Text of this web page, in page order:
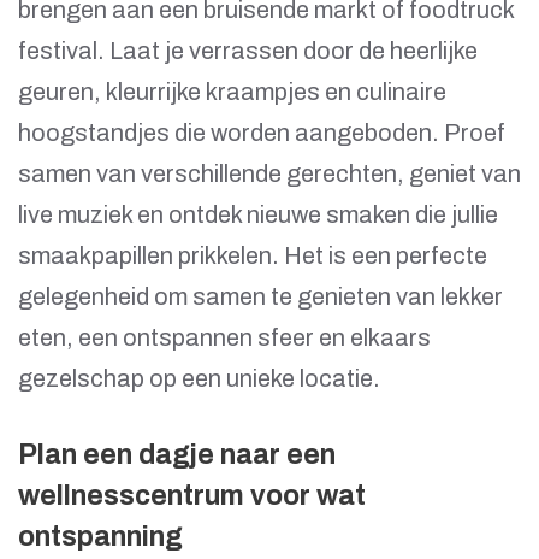
brengen aan een bruisende markt of foodtruck
festival. Laat je verrassen door de heerlijke
geuren, kleurrijke kraampjes en culinaire
hoogstandjes die worden aangeboden. Proef
samen van verschillende gerechten, geniet van
live muziek en ontdek nieuwe smaken die jullie
smaakpapillen prikkelen. Het is een perfecte
gelegenheid om samen te genieten van lekker
eten, een ontspannen sfeer en elkaars
gezelschap op een unieke locatie.
Plan een dagje naar een
wellnesscentrum voor wat
ontspanning